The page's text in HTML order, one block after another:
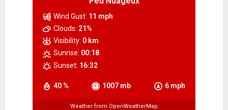
40 % 1007 mb 6 mph
Wind Gust: 11 mph
Clouds: 21%
Visibility: 0 km
Sunrise: 00:18
Sunset: 16:32
Weather from OpenWeatherMap